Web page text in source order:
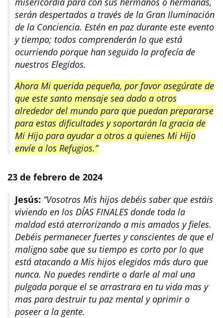
serán despertados a través de la Gran Iluminación
de la Conciencia. Estén en paz durante este evento
y tiempo; todos comprenderán lo que está
ocurriendo porque han seguido la profecía de
nuestros Elegidos.
Ahora Mi querida pequeña, por favor asegúrate de
que este santo mensaje sea dado a otros
alrededor del mundo para que puedan prepararse
para estas dificultades y soportarán la gracia de
Mi Hijo para ayudar a otros a quienes Mi Hijo
envíe a los Refugios.”
23 de febrero de 2024
Jesús: “Vosotros Mis hijos debéis saber que estáis
viviendo en los DÍAS FINALES donde toda la
maldad está aterrorizando a mis amados y fieles.
Debéis permanecer fuertes y conscientes de que el
maligno sabe que su tiempo es corto por lo que
está atacando a Mis hijos elegidos más duro que
nunca. No puedes rendirte o darle al mal una
pulgada porque el se arrastrara en tu vida mas y
mas para destruir tu paz mental y oprimir o
poseer a la gente.